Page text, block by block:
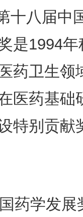
十八届中
是1994
药卫生
医药基
特别贡
药学发